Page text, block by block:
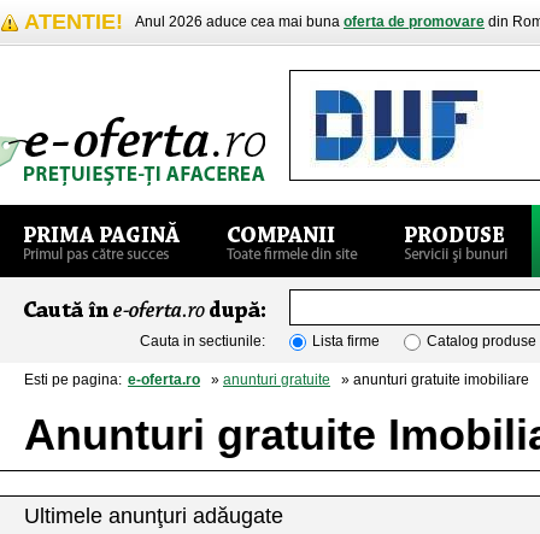
ATENTIE! Anul 2026 aduce cea mai buna oferta de promovare din
Cauta in sectiunile: Lista firme Catalog produse
Esti pe pagina: e-oferta.ro » anunturi gratuite » anunturi gratuite imobiliare
Anunturi gratuite
Ultimele anunţuri adăugate